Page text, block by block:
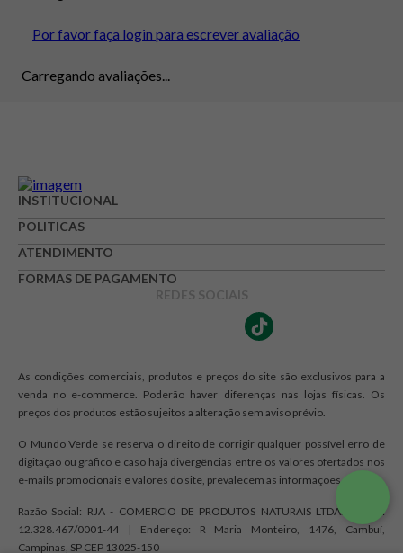
Por favor faça login para escrever avaliação
Carregando avaliações...
INSTITUCIONAL
POLITICAS
ATENDIMENTO
FORMAS DE PAGAMENTO
REDES SOCIAIS
As condições comerciais, produtos e preços do site são exclusivos para a
venda no e-commerce. Poderão haver diferenças nas lojas físicas. Os
preços dos produtos estão sujeitos a alteração sem aviso prévio.
O Mundo Verde se reserva o direito de corrigir qualquer possível erro de
digitação ou gráfico e caso haja divergências entre os valores ofertados nos
e-mails promocionais e valores do site, prevalecem as informações do site.
Razão Social: RJA - COMERCIO DE PRODUTOS NATURAIS LTDA. | CNPJ:
12.328.467/0001-44 | Endereço: R Maria Monteiro, 1476, Cambuí,
Campinas, SP CEP 13025-150